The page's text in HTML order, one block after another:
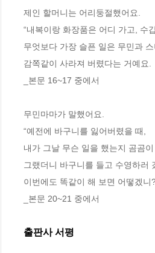
제인 할머니는 어리둥절했어요.
“내복이랑 화장품은 어디 가고, 수
무엇보다 가장 슬픈 일은 무민과
감쪽같이 사라져 버렸다는 거예요.
_본문 16~17 중에서
무민마마가 말했어요.
“예전에 바구니를 잃어버렸을 때,
내가 그날 무슨 일을 했는지 곰곰
그랬더니 바구니를 들고 수영하러
이번에도 똑같이 해 보면 어떻겠니
_본문 20~21 중에서
출판사 서평